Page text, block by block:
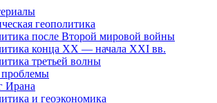
геополитика
после Второй мировой войны
конца XX — начала XXI вв.
третьей волны
Ирана
и геоэкономика